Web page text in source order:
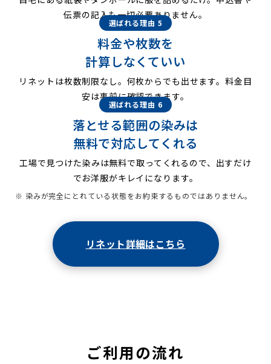
伝票の記入も一切必要ありません。
選ばれる理由 5
料金や枚数を
計算しなくていい
リネットは枚数制限なし。何枚からでも出せます。料金目
安は事前に確認できます。
選ばれる理由 6
落とせる範囲の染みは
無料で対応してくれる
工場で見つけた染みは無料で取ってくれるので、出すだけ
でお洋服がキレイになります。
※ 染みが完全にとれている状態をお約束するものではありません。
リネット詳細はこちら
ご利用の流れ